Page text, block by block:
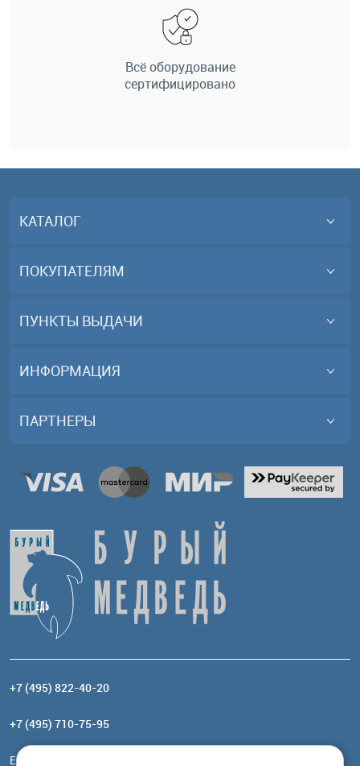
Всё оборудование
сертифицировано
КАТАЛОГ
ПОКУПАТЕЛЯМ
ПУНКТЫ ВЫДАЧИ
ИНФОРМАЦИЯ
ПАРТНЕРЫ
+7 (495) 822-40-20
+7 (495) 710-75-95
Email: